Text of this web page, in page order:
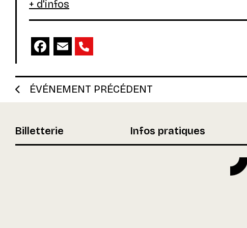
+ d'infos
ÉVÉNEMENT PRÉCÉDENT
Billetterie Infos pratiques